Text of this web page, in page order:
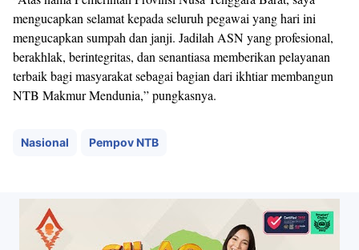
mengucapkan selamat kepada seluruh pegawai yang hari ini
mengucapkan sumpah dan janji. Jadilah ASN yang profesional,
berakhlak, berintegritas, dan senantiasa memberikan pelayanan
terbaik bagi masyarakat sebagai bagian dari ikhtiar membangun
NTB Makmur Mendunia,” pungkasnya.
Nasional Pempov NTB